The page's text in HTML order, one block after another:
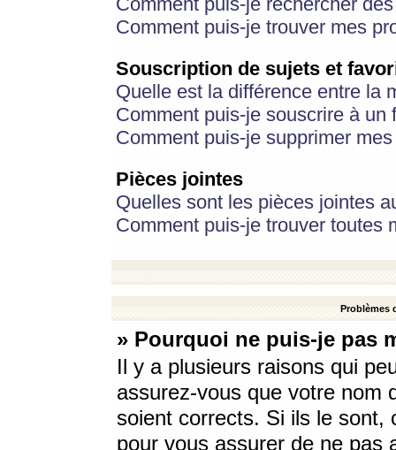
Comment puis-je trouver mes
Souscription de sujets et
Quelle est la différence entre la
Comment puis-je souscrire à
Comment puis-je supprimer
Pièces jointes
Quelles sont les pièces jointes
Comment puis-je trouver toutes
Problèmes
» Pourquoi ne puis-je pas
Il y a plusieurs raisons qui
assurez-vous que votre nom
soient corrects. Si ils le sont,
pour vous assurer de ne pas